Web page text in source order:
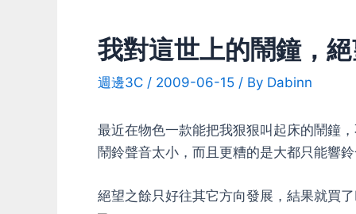
我對這世上的鬧鐘，
週邊3C / 2009-06-15 / By Dabinn
最近在物色一款能把我狠狠叫起床的鬧鐘
鬧鈴聲音太小，而且更糟的是大都只能響
絕望之餘只好往其它方向發展，結果就買